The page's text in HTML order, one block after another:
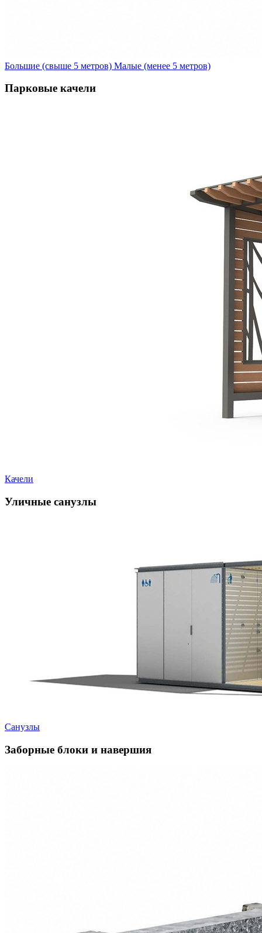
Большие (свыше 5 метров) Малые (менее 5 метров)
Парковые качели
Качели
Уличные санузлы
Санузлы
Заборные блоки и навершия